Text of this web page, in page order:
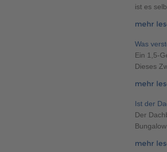
ist es
mehr
Was
Ein 1,5-
Dieses
mehr
Ist der
Der
mehr